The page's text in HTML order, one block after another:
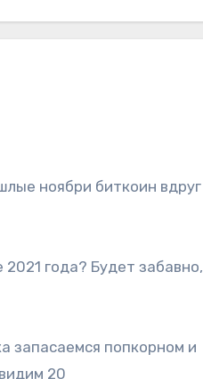
ноябри биткоин вдруг
года? Будет забавно,
запасаемся попкорном и
20